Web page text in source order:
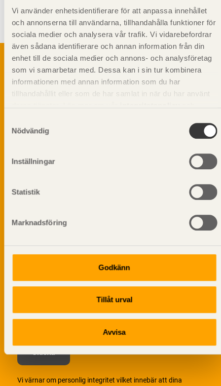
Vi använder enhetsidentifierare för att anpassa innehållet
och annonserna till användarna, tillhandahålla funktioner för
sociala medier och analysera vår trafik. Vi vidarebefordrar
även sådana identifierare och annan information från din
enhet till de sociala medier och annons- och analysföretag
som vi samarbetar med. Dessa kan i sin tur kombinera
informationen med annan information som du har
tillhandahållit eller som de har samlat in när du har använt
Nödvändig
Inställningar
Statistik
Marknadsföring
Godkänn
Tillåt urval
Avvisa
Kompletterande information
inte användas i bärande konstruktion.
Svenskt Träs Produktkatalog är svensk
sågverksnärings digitala produktkatalog för att
Vi värnar om personlig integritet vilket innebär att dina